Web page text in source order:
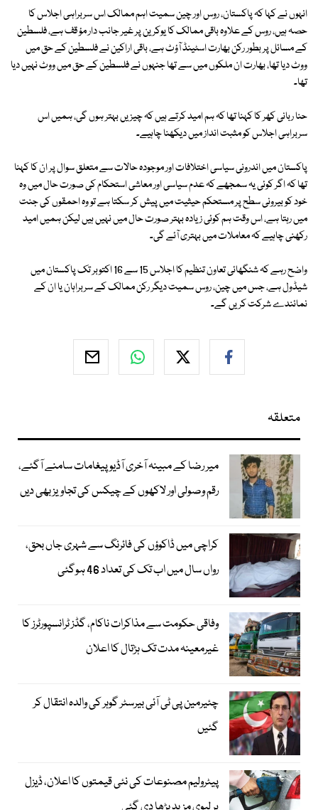
انہوں نے کہا کہ پاکستان، روس اور چین سمیت اہم ممالک اس سربراہی اجلاس کا
حصہ ہیں، روس کے علاوہ باقی ممالک کا یوکرین پر غیر جانب دار مؤ قف ہے، فلسطین
کے مسائل پر بطور رکن بھارت اسٹینڈ آؤٹ ہے، باقی اراکین نے فلسطین کے حق میں
ووٹ دیا تھا، بھارت ان ملکوں میں سے تھا جنہوں نے فلسطین کے حق میں ووٹ نہیں دیا
تھا۔
حنا ربانی کھر کا کہنا تھا کہ ہم امید کرتے ہیں کہ چیزیں بہتر ہوں گی، ہمیں اس
سربراہی اجلاس کو مثبت انداز میں دیکھنا چاہیے۔
پاکستان میں اندرونی سیاسی اختلافات اور موجودہ حالات سے متعلق سوال پر ان کا کہنا
تھا کہ اگر کوئی یہ سمجھے کہ عدم سیاسی اور معاشی استحکام کی صورت حال میں وہ
خود کو بیرونی سطح پر مستحکم حیثیت میں پیش کر سکتا ہے تو وہ احمقوں کی جنت
میں رہتا ہے، اس وقت ہم کوئی زیادہ بہتر صورت حال میں نہیں ہیں لیکن ہمیں امید
رکھنی چاہیے کہ معاملات میں بہتری آئے گی۔
واضح رہے کہ شنگھائی تعاون تنظیم کا اجلاس 15 سے 16 اکتوبر تک پاکستان میں
شیڈول ہے، جس میں چین، روس سمیت دیگر رکن ممالک کے سربراہان یا ان کے
نمائندے شرکت کریں گے۔
متعلقہ
میر رضا کے مبینہ آخری آڈیو پیغامات سامنے آگئے،
رقم وصولی اور لاکھوں کے چیکس کی تجاویز بھی دیں
کراچی میں ڈاکوؤں کی فائرنگ سے شہری جاں بحق،
رواں سال میں اب تک کی تعداد 46 ہوگئی
وفاقی حکومت سے مذاکرات ناکام، گڈز ٹرانسپورٹرز کا
غیرمعینہ مدت تک ہڑتال کا اعلان
چئیرمین پی ٹی آئی بیرسٹر گوہر کی والدہ انتقال کر
گئیں
پیٹرولیم مصنوعات کی نئی قیمتوں کا اعلان، ڈیزل